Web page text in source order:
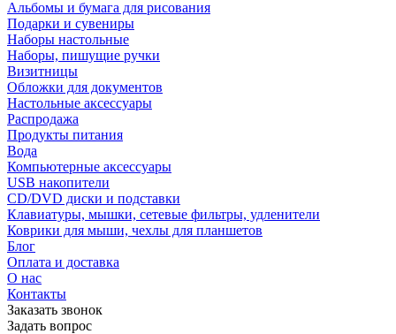
Альбомы и бумага для рисования
Подарки и сувениры
Наборы настольные
Наборы, пишущие ручки
Визитницы
Обложки для документов
Настольные аксессуары
Распродажа
Продукты питания
Вода
Компьютерные аксессуары
USB накопители
CD/DVD диски и подставки
Клавиатуры, мышки, сетевые фильтры, удленители
Коврики для мыши, чехлы для планшетов
Блог
Оплата и доставка
О нас
Контакты
Заказать звонок
Задать вопрос